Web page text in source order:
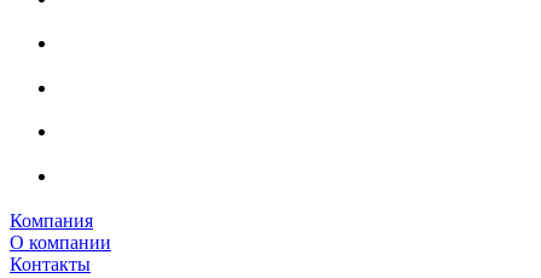
Компания
О компании
Контакты